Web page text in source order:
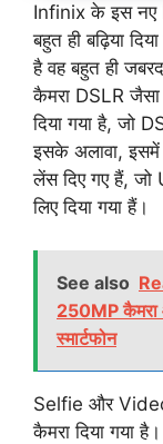
Infinix के इस नए
बहुत ही बढ़िया
है वह बहुत ही
कैमरा DSLR जैसा
दिया गया है, जो
इसके अलावा,
लेंस दिए गए हैं,
लिए दिया गया हैं।
See also
250MP कैमरा
स्मार्टफोन
Selfie और
कैमरा दिया गया